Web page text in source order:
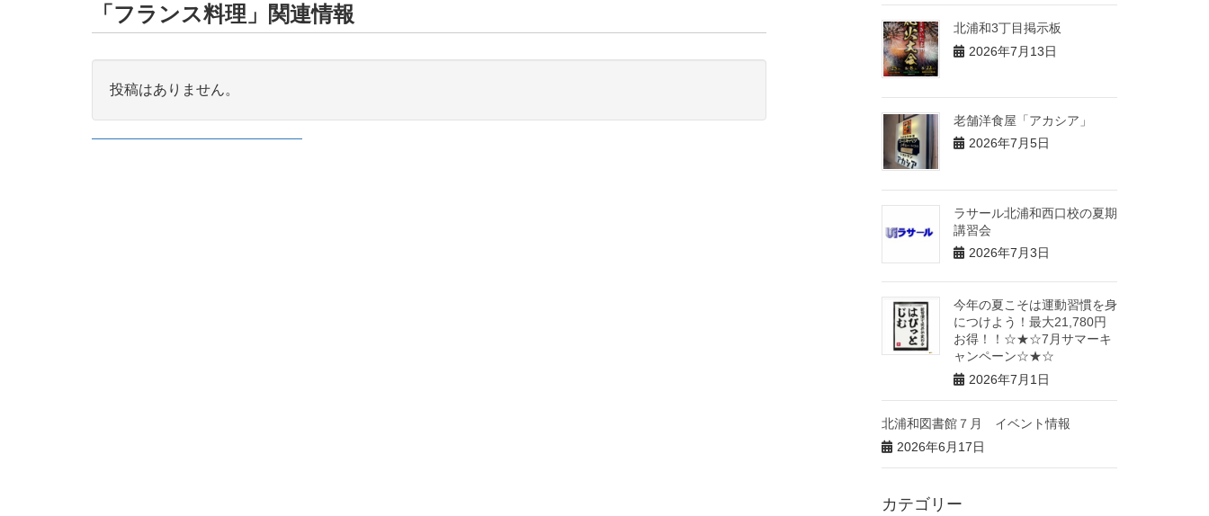
「フランス料理」関連情報
投稿はありません。
北浦和3丁目掲示板
2026年7月13日
老舗洋食屋「アカシア」
2026年7月5日
ラサール北浦和西口校の夏期
講習会
2026年7月3日
今年の夏こそは運動習慣を身
につけよう！最大21,780円
お得！！☆★☆7月サマーキ
ャンペーン☆★☆
2026年7月1日
北浦和図書館７月 イベント情報
2026年6月17日
カテゴリー